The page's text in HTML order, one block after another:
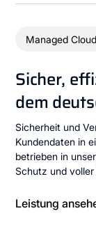
Managed
Sicher,
dem
Sicherheit und
Kundendaten in
betrieben in
Schutz und
Leistung